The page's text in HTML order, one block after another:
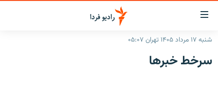
لینک‌های
قابلیت
دسترسی
بازگشت
ایران
شنبه ۱۷ مرداد ۱۴۰۵ تهران ۰۵:۰۷
سرخط‌ خبرها